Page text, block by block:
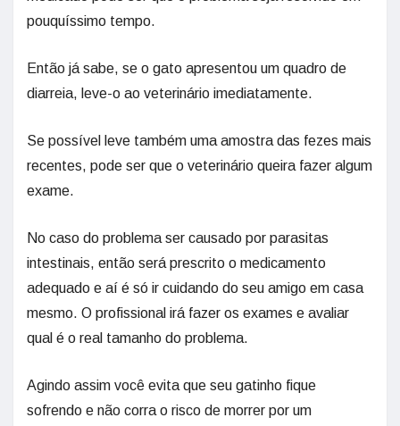
pouquíssimo tempo.
Então já sabe, se o gato apresentou um quadro de
diarreia, leve-o ao veterinário imediatamente.
Se possível leve também uma amostra das fezes mais
recentes, pode ser que o veterinário queira fazer algum
exame.
No caso do problema ser causado por parasitas
intestinais, então será prescrito o medicamento
adequado e aí é só ir cuidando do seu amigo em casa
mesmo. O profissional irá fazer os exames e avaliar
qual é o real tamanho do problema.
Agindo assim você evita que seu gatinho fique
sofrendo e não corra o risco de morrer por um